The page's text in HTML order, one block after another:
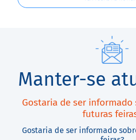
Manter-se
Gostaria de ser informado
futuras
Gostaria de ser informado